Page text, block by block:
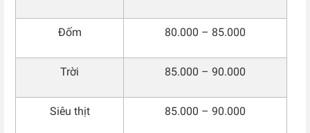
Đốm 80.000 – 85.000
Trời 85.000 – 90.000
Siêu thịt 85.000 – 90.000